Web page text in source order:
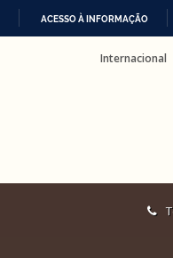
ACESSO À INFORMAÇÃO
Internacional